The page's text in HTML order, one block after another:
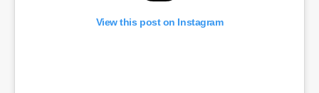
View this post on Instagram